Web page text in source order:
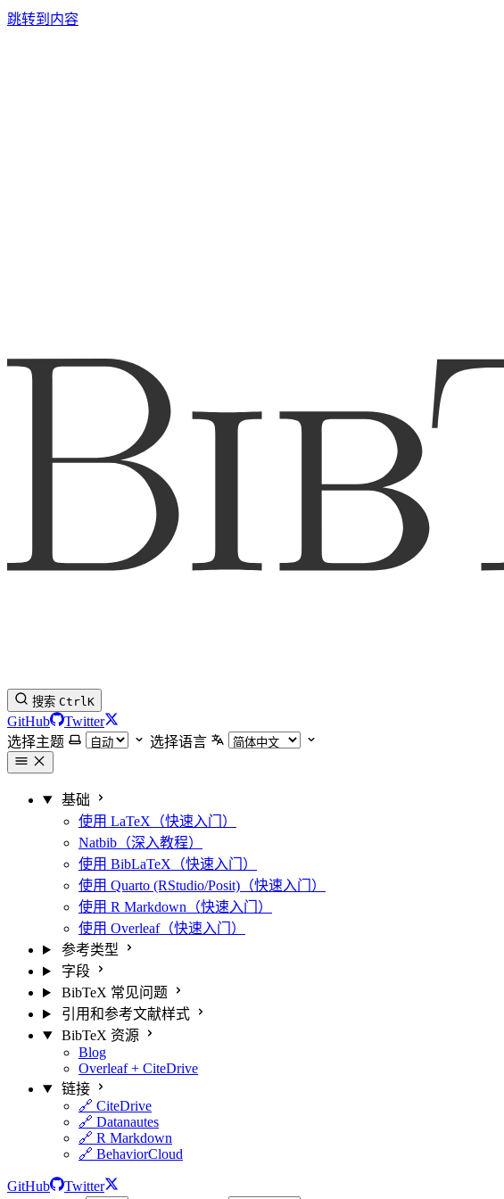
跳转到内容
搜索 CtrlK
GitHub
Twitter
选择主题
选择语言
基础
使用 LaTeX（快速入门）
Natbib（深入教程）
使用 BibLaTeX（快速入门）
使用 Quarto (RStudio/Posit)（快速入门）
使用 R Markdown（快速入门）
使用 Overleaf（快速入门）
参考类型
字段
BibTeX 常见问题
引用和参考文献样式
BibTeX 资源
Blog
Overleaf + CiteDrive
链接
🔗 CiteDrive
🔗 Datanautes
🔗 R Markdown
🔗 BehaviorCloud
GitHub Twitter